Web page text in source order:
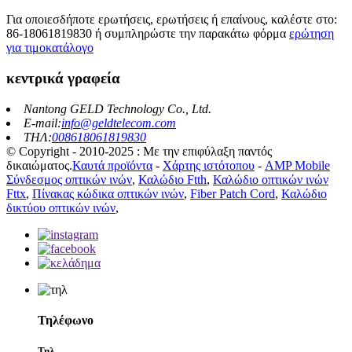
Για οποιεσδήποτε ερωτήσεις, ερωτήσεις ή επαίνους, καλέστε στο:
86-18061819830 ή συμπληρώστε την παρακάτω φόρμα ερώτηση
για τιμοκατάλογο
κεντρικά γραφεία
Nantong GELD Technology Co., Ltd.
E-mail:info@geldtelecom.com
ΤΗΛ:008618061819830
© Copyright - 2010-2025 : Με την επιφύλαξη παντός
δικαιώματος.Καυτά προϊόντα - Χάρτης ιστότοπου - AMP Mobile
Σύνδεσμος οπτικών ινών, Καλώδιο Ftth, Καλώδιο οπτικών ινών
Fttx, Πίνακας κώδικα οπτικών ινών, Fiber Patch Cord, Καλώδιο
δικτύου οπτικών ινών,
Τηλέφωνο